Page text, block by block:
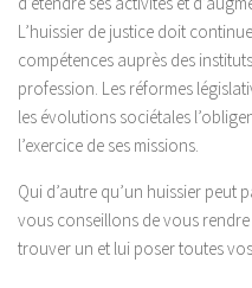
L’huissier de justice doit
compétences auprès des
profession. Les réformes
les évolutions sociétales
l’exercice de ses missions.
Qui d’autre qu’un huissier peut
vous conseillons de vous
trouver un et lui poser toutes